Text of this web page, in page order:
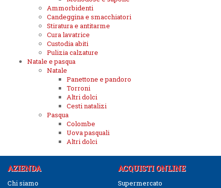
Ammorbidenti
Candeggina e smacchiatori
Stiratura e antitarme
Cura lavatrice
Custodia abiti
Pulizia calzature
Natale e pasqua
Natale
Panettone e pandoro
Torroni
Altri dolci
Cesti natalizi
Pasqua
Colombe
Uova pasquali
Altri dolci
AZIENDA
Chi siamo
ACQUISTI ONLINE
Supermercato